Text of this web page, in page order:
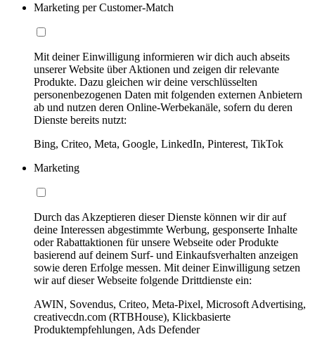
Marketing per Customer-Match
Mit deiner Einwilligung informieren wir dich auch abseits
unserer Website über Aktionen und zeigen dir relevante
Produkte. Dazu gleichen wir deine verschlüsselten
personenbezogenen Daten mit folgenden externen Anbietern
ab und nutzen deren Online-Werbekanäle, sofern du deren
Dienste bereits nutzt:
Bing, Criteo, Meta, Google, LinkedIn, Pinterest, TikTok
Marketing
Durch das Akzeptieren dieser Dienste können wir dir auf
deine Interessen abgestimmte Werbung, gesponserte Inhalte
oder Rabattaktionen für unsere Webseite oder Produkte
basierend auf deinem Surf- und Einkaufsverhalten anzeigen
sowie deren Erfolge messen. Mit deiner Einwilligung setzen
wir auf dieser Webseite folgende Drittdienste ein:
AWIN, Sovendus, Criteo, Meta-Pixel, Microsoft Advertising,
creativecdn.com (RTBHouse), Klickbasierte
Produktempfehlungen, Ads Defender